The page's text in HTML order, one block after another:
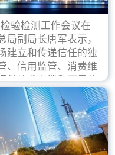
验检测工作会议在
局副局长唐军表示，
建立和传递信任的独
、信用监管、消费维
供技术支撑和可靠依